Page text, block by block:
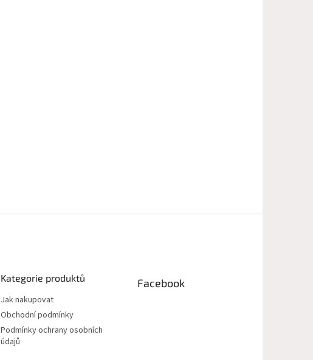
Kategorie produktů
Jak nakupovat
Obchodní podmínky
Podmínky ochrany osobních
údajů
Facebook